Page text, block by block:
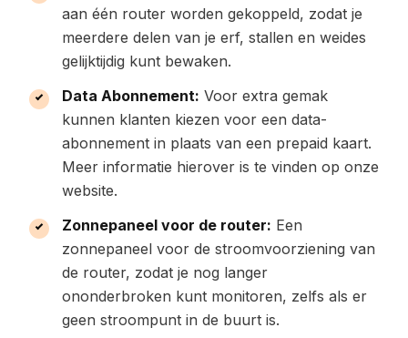
aan één router worden gekoppeld, zodat je
meerdere delen van je erf, stallen en weides
gelijktijdig kunt bewaken.
Data Abonnement: Voor extra gemak
kunnen klanten kiezen voor een data-
abonnement in plaats van een prepaid kaart.
Meer informatie hierover is te vinden op onze
website.
Zonnepaneel voor de router: Een
zonnepaneel voor de stroomvoorziening van
de router, zodat je nog langer
ononderbroken kunt monitoren, zelfs als er
geen stroompunt in de buurt is.